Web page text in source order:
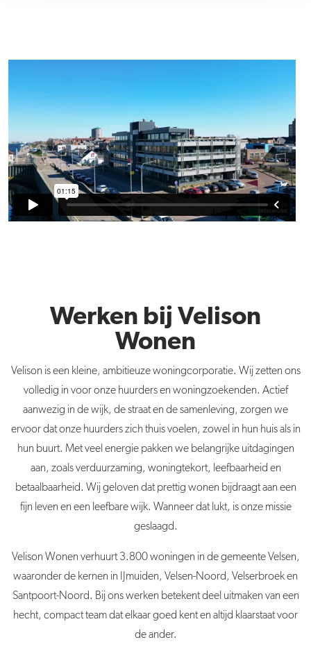
Werken bij Velison
Wonen
Velison is een kleine, ambitieuze woningcorporatie. Wij zetten ons
volledig in voor onze huurders en woningzoekenden. Actief
aanwezig in de wijk, de straat en de samenleving, zorgen we
ervoor dat onze huurders zich thuis voelen, zowel in hun huis als in
hun buurt. Met veel energie pakken we belangrijke uitdagingen
aan, zoals verduurzaming, woningtekort, leefbaarheid en
betaalbaarheid. Wij geloven dat prettig wonen bijdraagt aan een
fijn leven en een leefbare wijk. Wanneer dat lukt, is onze missie
geslaagd.
Velison Wonen verhuurt 3.800 woningen in de gemeente Velsen,
waaronder de kernen in IJmuiden, Velsen-Noord, Velserbroek en
Santpoort-Noord. Bij ons werken betekent deel uitmaken van een
hecht, compact team dat elkaar goed kent en altijd klaarstaat voor
de ander.